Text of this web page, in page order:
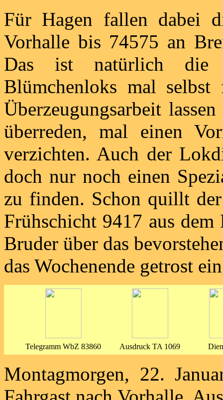
Für Hagen fallen dabei
Vorhalle bis 74575 an
Das ist natürlich die
Blümchenloks mal
Überzeugungsarbeit
überreden, mal einen
verzichten. Auch der
doch nur noch einen
zu finden. Schon quillt
Frühschicht 9417 aus
Bruder über das
das Wochenende getrost
Telegramm WbZ 83860 Ausdruck TA 1069
Montagmorgen, 22.